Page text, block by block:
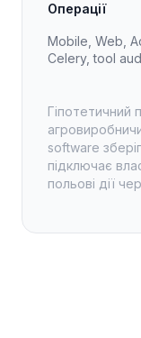
Операції
Mobile, Web,
Celery, tool
Гіпотетичний
software
підключає
польові дії